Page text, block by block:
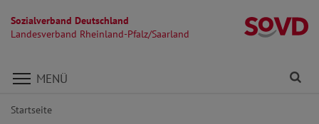
Sozialverband Deutschland
Landesverband Rheinland-Pfalz/Saarland
Direkt zu den Inhalten springen
MENÜ
Startseite